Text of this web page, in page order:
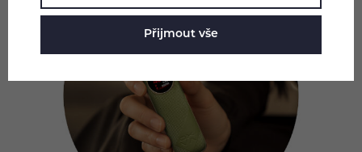
Přijmout vše